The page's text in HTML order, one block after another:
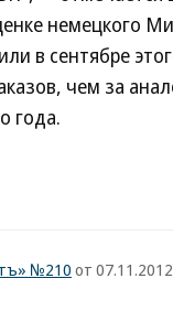
немецкого
в сентябре
чем за
года.
№210 от